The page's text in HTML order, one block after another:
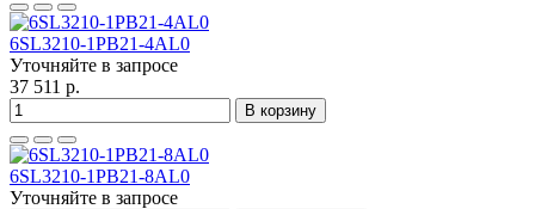
6SL3210-1PB21-4AL0
Уточняйте в запросе
37 511 р.
В корзину
6SL3210-1PB21-8AL0
Уточняйте в запросе